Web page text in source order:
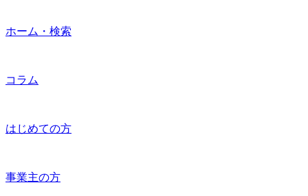
ホーム・検索
コラム
はじめての方
事業主の方